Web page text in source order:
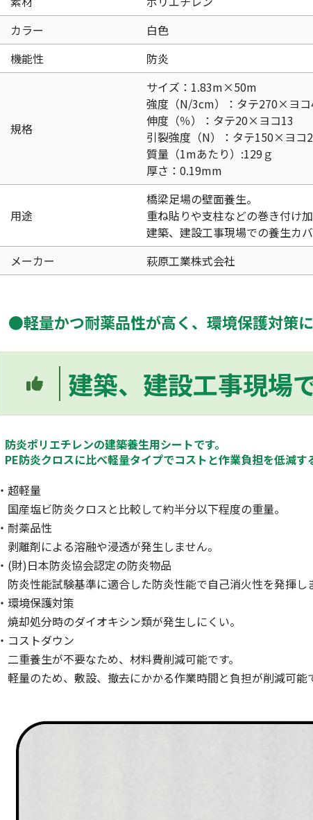
カラー
白色
機能性
防炎
規格
サイズ：1.83m×50m
強度（N/3cm）：タテ270×ヨコ
伸度（％）：タテ20×ヨコ13
引裂強度（N）：タテ150×ヨコ
質量（1mあたり）:129ｇ
厚さ：0.19mm
用途
橋梁足場の壁面養生。
重ね貼りや支柱などの巻き付け
建築、建設工事現場での養生カバ
メーカー
萩原工業株式会社
●軽量かつ耐薬品性が高く、環境保護対策
建築、建設工事現場
防炎ポリエチレンの建築養生用シートです。
PE防炎クロスに比べ軽量タイプでコストと作業負担を低減す
・超軽量
国産塩ビ防炎クロスと比較して約半分以下程度の重量。
・耐薬品性
剥離剤による溶融や浸透が発生しません。
・(財)日本防炎協会認定の防炎物品
防炎性能試験基準に適合した防炎性能で自己消火性を発揮し
・環境保護対策
焼却処分時のダイオキシン類が発生しにくい。
・コストダウン
二重養生が不要なため、材料費削減可能です。
軽量のため、敷設、撤去にかかる作業時間と負担が削減可能